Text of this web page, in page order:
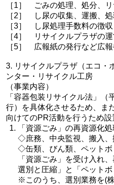
［1］ ごみの処理、処分、
［2］ し尿の収集、運搬、
［3］ し尿処理手数料の徴収
［4］ リサイクルプラザの運
［5］ 広報紙の発行など広
3. リサイクルプラザ（エコ・
ンター・リサイクル工房
（事業内容）
「容器包装リサイクル法」
行）を具体化させるため、ま
向けてのPR活動を行うため
「資源ごみ」の再資源化
◇庶務、中央監視、搬入、
◇缶類、びん類、ペット
「資源ごみ」を受け入れ
選別と圧縮」と「ペット
※このうち、選別業務を(